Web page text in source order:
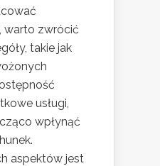
warto zwrócić
takie jak
usługi,
wpłynąć
aspektów jest